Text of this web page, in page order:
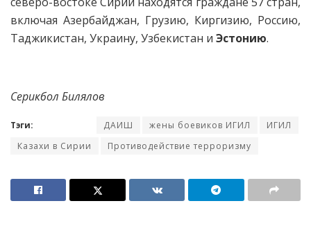
включая Азербайджан, Грузию, Киргизию, Россию,
Таджикистан, Украину, Узбекистан и Эстонию.
Серикбол Билялов
Тэги: ДАИШ жены боевиков ИГИЛ
ИГИЛ
Казахи в Сирии
Противодействие терроризму